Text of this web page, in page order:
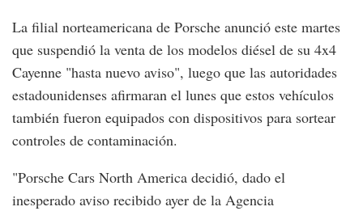
La filial norteamericana de Porsche anunció este martes
que suspendió la venta de los modelos diésel de su 4x4
Cayenne "hasta nuevo aviso", luego que las autoridades
estadounidenses afirmaran el lunes que estos vehículos
también fueron equipados con dispositivos para sortear
controles de contaminación.
"Porsche Cars North America decidió, dado el
inesperado aviso recibido ayer de la Agencia